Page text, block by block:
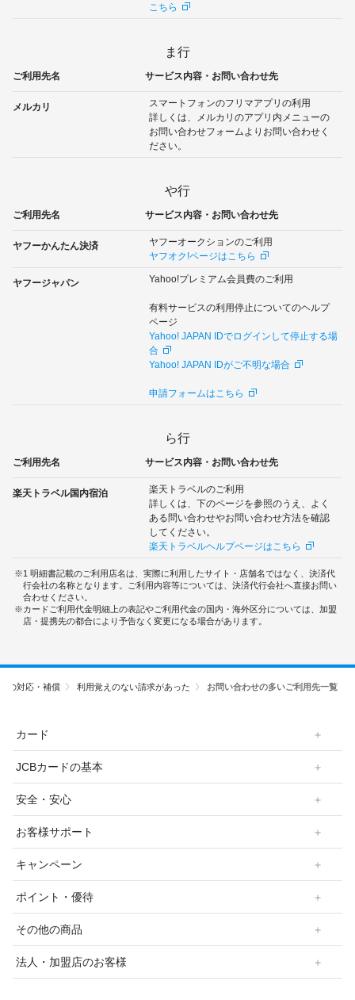
こちら
ま行
ご利用先名 サービス内容・お問い合わせ先
メルカリ
スマートフォンのフリマアプリの利用
詳しくは、メルカリのアプリ内メニューの
お問い合わせフォームよりお問い合わせく
ださい。
や行
ご利用先名 サービス内容・お問い合わせ先
ヤフーかんたん決済
ヤフーオークションのご利用
ヤフオク!ページはこちら
ヤフージャパン Yahoo!プレミアム会員費のご利用
有料サービスの利用停止についてのヘルプ
ページ
Yahoo! JAPAN IDでログインして停止する場
合
Yahoo! JAPAN IDがご不明な場合
申請フォームはこちら
ら行
ご利用先名 サービス内容・お問い合わせ先
楽天トラベル国内宿泊
楽天トラベルのご利用
詳しくは、下のページを参照のうえ、よく
ある問い合わせやお問い合わせ方法を確認
してください。
楽天トラベルヘルプページはこちら
1 明細書記載のご利用店名は、実際に利用したサイト・店舗名ではなく、決済代
行会社の名称となります。ご利用内容等については、決済代行会社へ直接お問い
合わせください。
カードご利用代金明細上の表記やご利用代金の国内・海外区分については、加盟
店・提携先の都合により予告なく変更になる場合があります。
の対応・補償 利用覚えのない請求があった お問い合わせの多いご利用先一覧
カード
JCBカードの基本
安全・安心
お客様サポート
キャンペーン
ポイント・優待
その他の商品
法人・加盟店のお客様